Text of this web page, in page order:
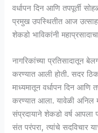
वर्धापन दिन आणि तपपूर्ती
प्रमुख उपस्थितीत आज
शेकडो भाविकांनी
नागरिकांच्या प्रतिसादातून
करण्यात आली होती. सदर
माध्यमातून वर्धापन दिन आणि
करण्यात आला. यावेळी अनिल
संप्रदायाने शेकडो वर्ष आपला
संत परंपरा, त्यांचे सदविचार